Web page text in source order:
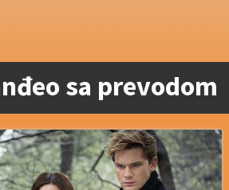
sa prevodom